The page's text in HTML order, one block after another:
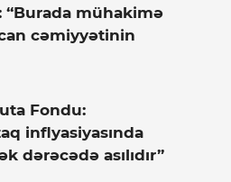
“Burada mühakimə
cəmiyyətinin
Fondu:
inflyasiyasında
dərəcədə asılıdır”